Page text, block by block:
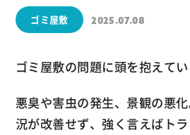
ゴミ屋敷 2025.07.08
ゴミ屋敷の問題に頭を抱えて
悪臭や害虫の発生、景観の悪
況が改善せず、強く言えばト